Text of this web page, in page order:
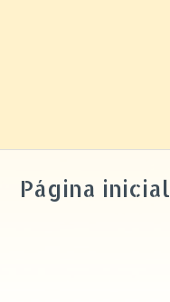
Página inicial